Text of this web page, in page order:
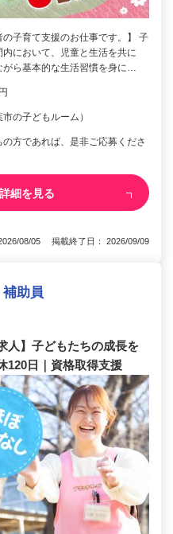
の子育て支援のお仕事です。】 子
において、児童と生活を共に
がら基本的な生活習慣を身に…
の子どもルーム）
方であれば、是非ご応募くださ
詳細を見る
08/05 掲載終了日： 2026/09/09
助員
人】子どもたちの成長を
120日｜資格取得支援